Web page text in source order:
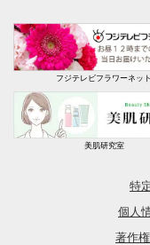
フジテレビフラワーネット
美肌研究室
特
個人
著作